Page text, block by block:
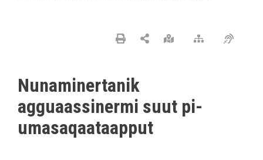
Nunaminertanik
agguaassinermi suut pi-
umasaqaataapput